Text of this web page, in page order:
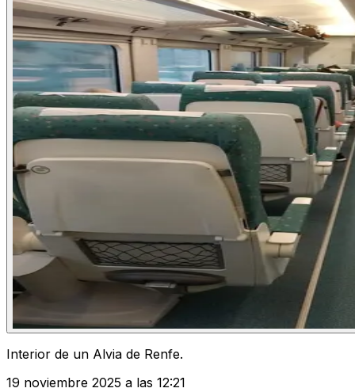
Interior de un Alvia de Renfe.
19 noviembre 2025 a las 12:21